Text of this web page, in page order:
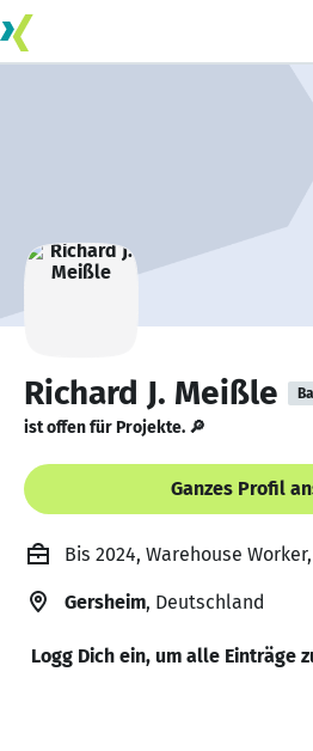
Richard J. Meißle
ist offen für Projekte. 🔎
Ganzes Profil
Bis 2024, Warehouse Worker,
Gersheim, Deutschland
Logg Dich ein, um alle Einträge